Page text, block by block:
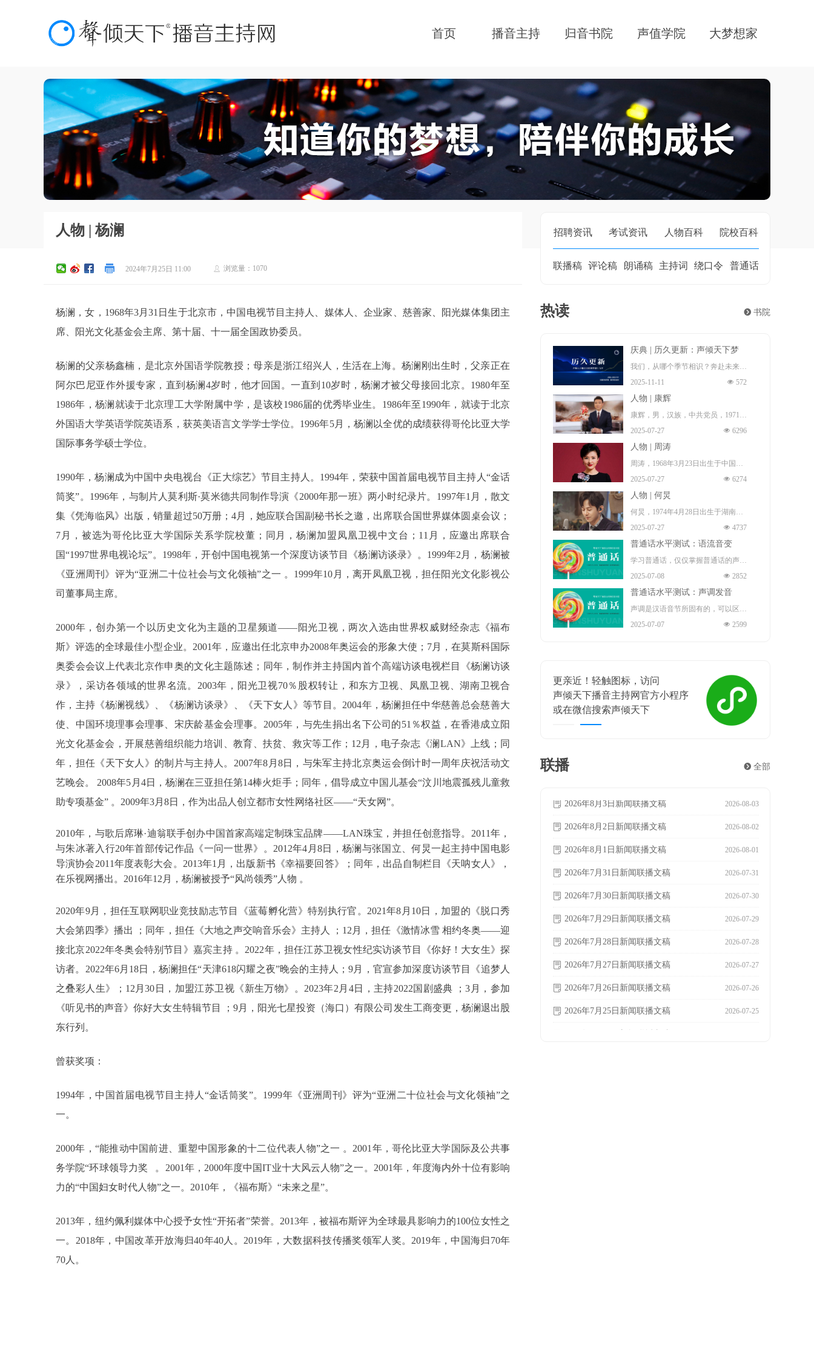
首页 播音主持 归音书院 声值学院 大梦想家
招聘资讯 考试资讯 人物百科 院校百科
联播稿 评论稿 朗诵稿 主持词 绕口令 普通话
人物 | 杨澜
2024年7月25日 11:00 ꄑ 浏览量： 1070
杨澜，女，1968年3月31日生于北京市，中国电视节目主持人、媒体人、企业家、慈善家、阳光媒体集团主
席、阳光文化基金会主席、第十届、十一届全国政协委员。
杨澜的父亲杨鑫楠，是北京外国语学院教授；母亲是浙江绍兴人，生活在上海。杨澜刚出生时，父亲正在
阿尔巴尼亚作外援专家，直到杨澜4岁时，他才回国。一直到10岁时，杨澜才被父母接回北京。1980年至
1986年，杨澜就读于北京理工大学附属中学，是该校1986届的优秀毕业生。1986年至1990年，就读于北京
外国语大学英语学院英语系，获英美语言文学学士学位。1996年5月，杨澜以全优的成绩获得哥伦比亚大学
国际事务学硕士学位。
1990年，杨澜成为中国中央电视台《正大综艺》节目主持人。1994年，荣获中国首届电视节目主持人“金话
筒奖”。1996年，与制片人莫利斯·莫米德共同制作导演《2000年那一班》两小时纪录片。1997年1月，散文
集《凭海临风》出版，销量超过50万册；4月，她应联合国副秘书长之邀，出席联合国世界媒体圆桌会议；
7月，被选为哥伦比亚大学国际关系学院校董；同月，杨澜加盟凤凰卫视中文台；11月，应邀出席联合
国“1997世界电视论坛”。1998年，开创中国电视第一个深度访谈节目《杨澜访谈录》。1999年2月，杨澜被
《亚洲周刊》评为“亚洲二十位社会与文化领袖”之一 。1999年10月，离开凤凰卫视，担任阳光文化影视公
司董事局主席。
2000年，创办第一个以历史文化为主题的卫星频道——阳光卫视，两次入选由世界权威财经杂志《福布
斯》评选的全球最佳小型企业。2001年，应邀出任北京申办2008年奥运会的形象大使；7月，在莫斯科国际
奥委会会议上代表北京作申奥的文化主题陈述；同年，制作并主持国内首个高端访谈电视栏目《杨澜访谈
录》，采访各领域的世界名流。2003年，阳光卫视70％股权转让，和东方卫视、凤凰卫视、湖南卫视合
作，主持《杨澜视线》、《杨澜访谈录》、《天下女人》等节目。2004年，杨澜担任中华慈善总会慈善大
使、中国环境理事会理事、宋庆龄基金会理事。2005年，与先生捐出名下公司的51％权益，在香港成立阳
光文化基金会，开展慈善组织能力培训、教育、扶贫、救灾等工作；12月，电子杂志《澜LAN》上线；同
年，担任《天下女人》的制片与主持人。2007年8月8日，与朱军主持北京奥运会倒计时一周年庆祝活动文
艺晚会。 2008年5月4日，杨澜在三亚担任第14棒火炬手；同年，倡导成立中国儿基会“汶川地震孤残儿童救
助专项基金” 。2009年3月8日，作为出品人创立都市女性网络社区——“天女网”。
2010年，与歌后席琳·迪翁联手创办中国首家高端定制珠宝品牌——LAN珠宝，并担任创意指导。2011年，
与朱冰著入行20年首部传记作品《一问一世界》。2012年4月8日，杨澜与张国立、何炅一起主持中国电影
导演协会2011年度表彰大会。2013年1月，出版新书《幸福要回答》；同年，出品自制栏目《天呐女人》，
在乐视网播出。2016年12月，杨澜被授予“风尚领秀”人物 。
2020年9月，担任互联网职业竞技励志节目《蓝莓孵化营》特别执行官。2021年8月10日，加盟的《脱口秀
大会第四季》播出 ；同年，担任《大地之声交响音乐会》主持人 ；12月，担任《激情冰雪 相约冬奥——迎
接北京2022年冬奥会特别节目》嘉宾主持 。2022年，担任江苏卫视女性纪实访谈节目《你好！大女生》探
访者。2022年6月18日，杨澜担任“天津618闪耀之夜”晚会的主持人；9月，官宣参加深度访谈节目《追梦人
之叠彩人生》；12月30日，加盟江苏卫视《新生万物》。2023年2月4日，主持2022国剧盛典 ；3月，参加
《听见书的声音》你好大女生特辑节目 ；9月，阳光七星投资（海口）有限公司发生工商变更，杨澜退出股
东行列。
曾获奖项：
1994年，中国首届电视节目主持人“金话筒奖”。1999年《亚洲周刊》评为“亚洲二十位社会与文化领袖”之
一。
2000年，“能推动中国前进、重塑中国形象的十二位代表人物”之一 。2001年，哥伦比亚大学国际及公共事
务学院“环球领导力奖 。2001年，2000年度中国IT业十大风云人物”之一。2001年，年度海内外十位有影响
力的“中国妇女时代人物”之一。2010年，《福布斯》“未来之星”。
2013年，纽约佩利媒体中心授予女性“开拓者”荣誉。2013年，被福布斯评为全球最具影响力的100位女性之
一。2018年，中国改革开放海归40年40人。2019年，大数据科技传播奖领军人奖。2019年，中国海归70年
70人。
热读 뀹 书院
庆典 | 历久更新：声倾天下梦
我们，从哪个季节相识？奔赴未来！
这一程夏冬往复，风月浸染群山与长
河。遍经天光夜色，梦想永远年轻。
而热爱，更新。
声倾天下播音主持网梦想十九年：历
久更新！
넶 572
2025-11-11
人物 | 康辉
康辉，男，汉族，中共党员，1971年
1月17日出生 （一说，1972年出
生 ），祖籍中国河北省石家庄市无
极县 ，本科毕业于中国传媒大学播
播电视学专业。中国内地节目主持
人、新闻播音员、央视新闻中心新闻
播音部主任 ，中共十九大、二十大
代表 。
넶 6296
2025-07-27
人物 | 周涛
周涛，1968年3月23日出生于中国安
徽省淮南市田家庵区 ，毕业于北京
广播学院（现中国传媒大学），硕士
研究生 ，中国著名女主持人、导
殊津贴”享受者、中宣部“四个一
批”人才、“五一”劳动奖章 、中国青
年“五四”奖章的获得者。现任保利文
化集团股份有限公司艺术总监、保利
넶 6274
2025-07-27
人物 | 何炅
何炅，1974年4月28日出生于湖南省
长沙市雨花区，中国内地男主持人、
演员、歌手、导演、作家。
넶 4737
2025-07-27
普通话水平测试：语流音变
学习普通话，仅仅掌握普通话的声
母、韵母和声调是不够的。因为我们
在读书或说话时，不是鼓励地严格按
照每一个音节的声、韵、调来发音
的音素与因素、音节与音节、声调与
声调之间就不可避免地会发生相互影
响，从而使有些音节的读音产生一定
넶 2852
2025-07-08
普通话水平测试：声调发音
声调是汉语音节所固有的，可以区别
意义的声音的高低升降。声调是音节
练习和联系等，这些词语意义的不同
主要靠声调来区别。声调贯穿整个音
节的始终，主要作用在韵腹上。在汉
强都有关系。但是，它的性质主要决
넶 2599
2025-07-07
喜相逢！轻触图标，添加
声倾天下播音主持网官方微信
遇见梦想：VBOYIN
更亲近！轻触图标，访问
声倾天下播音主持网官方小程序
或在微信搜索声倾天下
联播 뀹 全部
2026-08-03
ꂓ 2026年8月3日新闻联播文稿
2026-08-02
ꂓ 2026年8月2日新闻联播文稿
2026-08-01
ꂓ 2026年8月1日新闻联播文稿
2026-07-31
ꂓ 2026年7月31日新闻联播文稿
2026-07-30
ꂓ 2026年7月30日新闻联播文稿
2026-07-29
ꂓ 2026年7月29日新闻联播文稿
2026-07-28
ꂓ 2026年7月28日新闻联播文稿
2026-07-27
ꂓ 2026年7月27日新闻联播文稿
2026-07-26
ꂓ 2026年7月26日新闻联播文稿
2026-07-25
ꂓ 2026年7月25日新闻联播文稿
2026年7月24日新闻联播文稿